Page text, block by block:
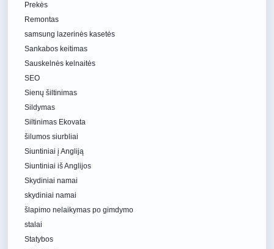
Prekės
Remontas
samsung lazerinės kasetės
Sankabos keitimas
Sauskelnės kelnaitės
SEO
Sienų šiltinimas
Sildymas
Siltinimas Ekovata
šilumos siurbliai
Siuntiniai į Angliją
Siuntiniai iš Anglijos
Skydiniai namai
skydiniai namai
šlapimo nelaikymas po gimdymo
stalai
Statybos